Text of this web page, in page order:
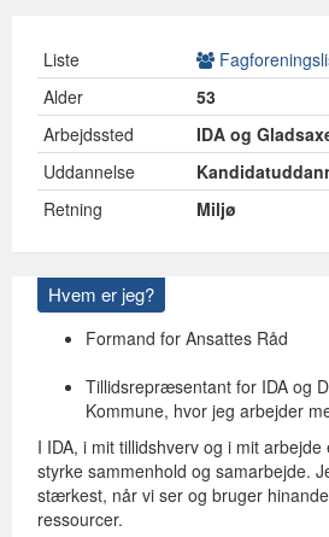
Liste
Alder
53
Arbejdssted
IDA og
Uddannelse
Retning
Miljø
Hvem er jeg?
Formand for Ansattes Råd
Tillidsrepræsentant for IDA og
Kommune, hvor jeg arbejder
I IDA, i mit tillidshverv og i mit
styrke sammenhold og samarbejde.
stærkest, når vi ser og bruger
ressourcer.